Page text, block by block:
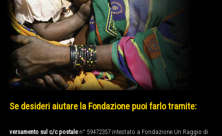
Se desideri aiutare la Fondazione puoi farlo tramite:
versamento sul c/c postalen° 59472357 intestato a Fondazione Un Raggio di